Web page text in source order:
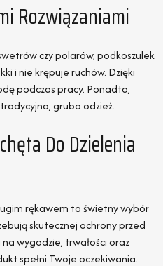
Rozwiązaniami
czy polarów, podkoszulek
i nie krępuje ruchów. Dzięki
podczas pracy. Ponadto,
gruba odzież.
Do Dzielenia
rękawem to świetny wybór
skutecznej ochrony przed
na wygodzie, trwałości oraz
spełni Twoje oczekiwania.